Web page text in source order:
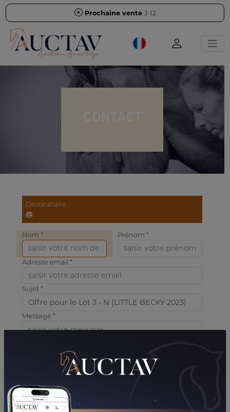
Prochaine vente J-12
Destinataire
@
Nom * Prénom *
Adresse email *
Sujet *
Message *